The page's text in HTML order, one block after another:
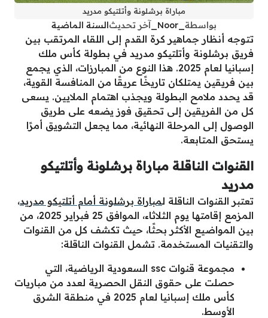
مباراة برشلونة وأتلتيكو مدريد
بواسطة آخر تحديثالسنة الماضية
تتوجه أنظار جماهير كرة القدم إلى اللقاء المرتقب بين
فريق برشلونة وأتلتيكو مدريد في بطولة كأس ملك
إسبانيا لعام 2025. هذا النوع من المبارزات، الذي يجمع
بين فريقين يمتلكان تاريخًا عريقًا من المنافسة القوية،
قد يحدد ملامح البطولة ويجذب اهتمام الملايين. يسعى
كل من الفريقين إلى تحقيق فوز يضعه على طريق
الوصول إلى المرحلة النهائية، مما يجعل التشويق أمرًا
يستحق المتابعة.
القنوات الناقلة مباراة برشلونة وأتلتيكو
مدريد
تعتبر القنوات الناقلة لمباراة برشلونة أمام أتلتيكو مدريد،
المزمع إقامتها يوم الثلاثاء، الموافق 25 فبراير 2025، من
بين المواضيع الأكثر بحثًا، حيث تكشف كل من القنوات
والتقنيات المستخدمة. تشمل القنوات الناقلة:
مجموعة قنوات ssc السعودية الرياضية، التي
حصلت على حقوق النقل الحصرية لعدد من مباريات
كأس ملك إسبانيا لعام 2025 في منطقة الشرق
الأوسط.